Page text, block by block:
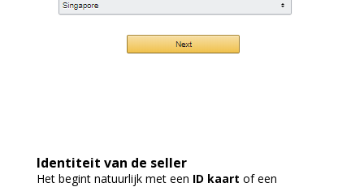
Identiteit van de seller
Het begint natuurlijk met een ID kaart of een